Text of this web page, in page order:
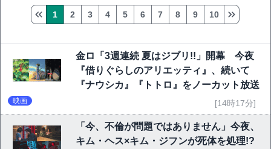
1 2 3 4 5 6 7 8 9 10
金ロ「3週連続 夏はジブリ!!」開幕 今夜
『借りぐらしのアリエッティ』、続いて
『ナウシカ』『トトロ』をノーカット放送
映画 [14時17分]
「今、不倫が問題ではありません」今夜、
キム・ヘス×キム・ジフンが死体を処理!?